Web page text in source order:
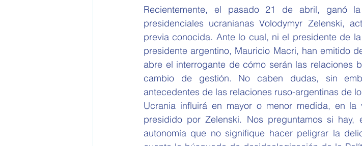
Recientemente, el pasado 21 de abril, ganó
presidenciales ucranianas Volodymyr Zelenski,
previa conocida. Ante lo cual, ni el presidente de
presidente argentino, Mauricio Macri, han emitido
abre el interrogante de cómo serán las relaciones
cambio de gestión. No caben dudas, sin
antecedentes de las relaciones ruso-argentinas de
Ucrania influirá en mayor o menor medida, en
presidido por Zelenski. Nos preguntamos si
autonomía que no signifique hacer peligrar la